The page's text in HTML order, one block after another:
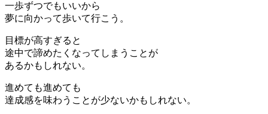
一歩ずつでもいいから
夢に向かって歩いて行こう。
目標が高すぎると
途中で諦めたくなってしまうことが
あるかもしれない。
進めても進めても
達成感を味わうことが少ないかもしれない。